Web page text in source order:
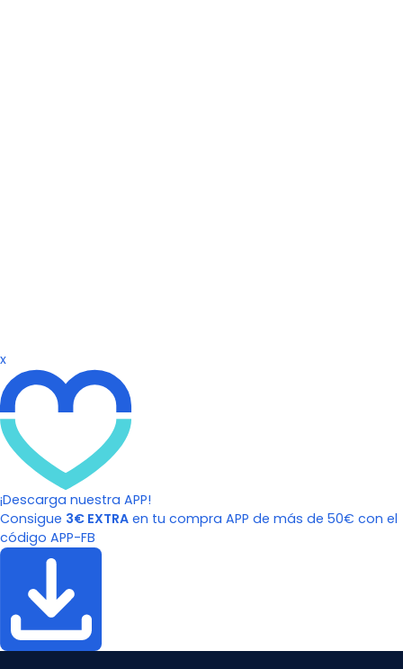
x
¡Descarga nuestra APP!
Consigue 3€ EXTRA en tu compra APP de más de 50€ con el
código APP-FB